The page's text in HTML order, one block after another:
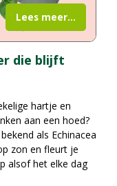
die blijft
hartje en
aan een hoed?
als Echinacea
zon en fleurt je
alsof het elke dag
Lees meer...